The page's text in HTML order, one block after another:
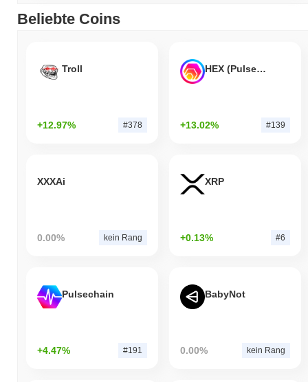
Beliebte Coins
Troll
+12.97% #378
HEX (Pulsechain)
+13.02% #139
XXXAi
0.00% kein Rang
XRP
+0.13% #6
Pulsechain
+4.47% #191
BabyNot
0.00% kein Rang